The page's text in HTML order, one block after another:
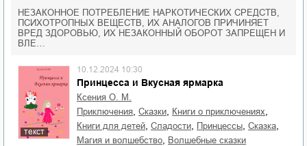
НЕЗАКОННОЕ ПОТРЕБЛЕНИЕ НАРКОТИЧЕСКИХ СРЕДСТВ,
ПСИХОТРОПНЫХ ВЕЩЕСТВ, ИХ АНАЛОГОВ ПРИЧИНЯЕТ
ВРЕД ЗДОРОВЬЮ, ИХ НЕЗАКОННЫЙ ОБОРОТ ЗАПРЕЩЕН И
ВЛЕ…
текст
Принцесса и Вкусная ярмарка
10.12.2024 10:30
Ксения О. М.
приключения
сказки книги о приключениях
книги для детей сладости принцессы сказка
магия и волшебство волшебные сказки